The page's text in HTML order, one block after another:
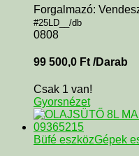
Forgalmazó:
#25LD__/db
0808
99 500,0 Ft /Darab
Csak 1 van!
Gyorsnézet
Büfé eszközGépek